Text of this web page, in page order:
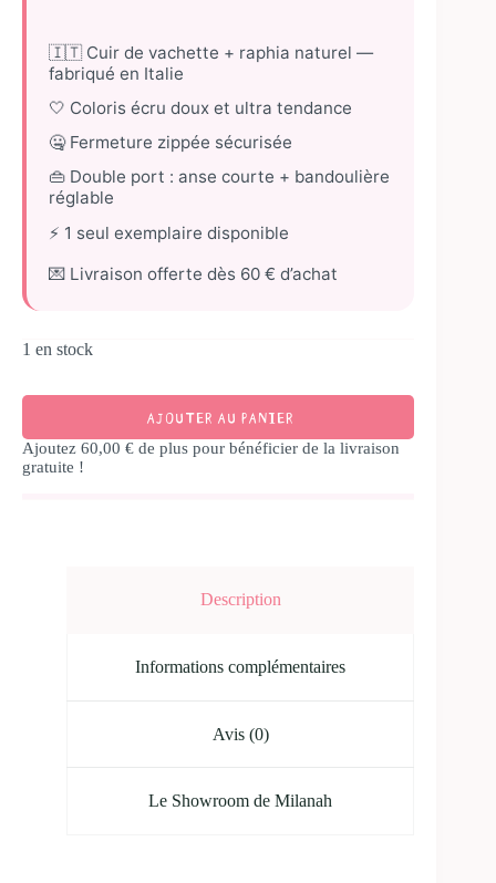
🇮🇹 Cuir de vachette + raphia naturel —
fabriqué en Italie
🤍 Coloris écru doux et ultra tendance
🤐 Fermeture zippée sécurisée
👜 Double port : anse courte + bandoulière
réglable
⚡ 1 seul exemplaire disponible
💌 Livraison offerte dès 60 € d’achat
1 en stock
AJOUTER AU PANIER
Ajoutez 60,00 € de plus pour bénéficier de la livraison
gratuite !
Description
Informations complémentaires
Avis (0)
Le Showroom de Milanah